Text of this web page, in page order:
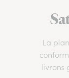
La
livrons